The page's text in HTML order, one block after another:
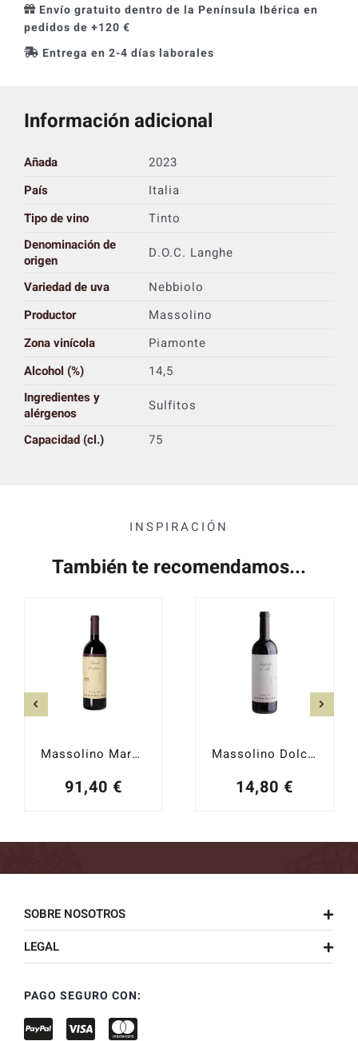
Envío gratuito dentro de la Península Ibérica en
pedidos de +120 €
Entrega en 2-4 días laborales
Información adicional
Añada
2023
País
Italia
Tipo de vino
Tinto
Denominación de
origen
D.O.C. Langhe
Variedad de uva
Nebbiolo
Productor
Massolino
Zona vinícola
Piamonte
Alcohol (%)
14,5
Ingredientes y
alérgenos
Sulfitos
Capacidad (cl.)
75
INSPIRACIÓN
También te recomendamos...
Massolino Margheria 2019
91,40 €
Massolino Dolcetto d´Alba 2024
14,80 €
SOBRE NOSOTROS
LEGAL
PAGO SEGURO CON: